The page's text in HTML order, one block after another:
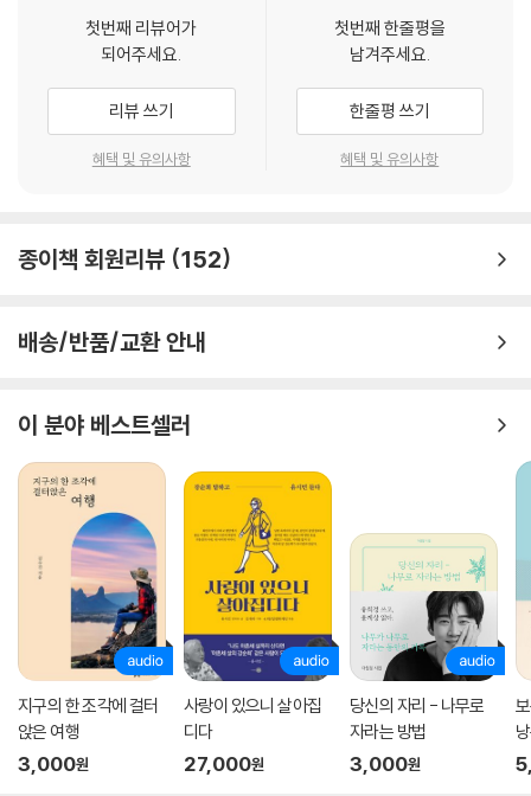
들던 엄마의 모습도, 엄마와 내가 조금씩 베어물던 동그란 뻥튀기의 추억
도 이곳에선 생생하기만 하다. 그렇게 H마트에서 자우너는 엄마가 미각에
강렬하게 새긴 맛을 되찾으며 위안을 얻고 회복해나간다.
기를 데리고 한국인이라곤 찾을 수 없던 미국 오리건주 유진으로 이민 온
만, 자신의 엄마는 그런 것과는 거리가 멀었다. 그저 딸을 최상의 버전으로
흉터 걱정부터 했다. 꺼이꺼이 흐느끼는 자신을 위로해주기는커녕 “울긴
왜 울어. 네 엄마가 죽은 것도 아닌데”라며 다그쳤다. 자우너는 엄마의 그
런 엄하고 매정한 말들이 도통 이해되지 않았다.
하지만 엄마는 말 대신 음식으로 사랑을 보여주었다. 생일날에는 미역국을
끓여주고, 테라스에서 뜨거운 철판 위에 두툼한 삼겹살을 굽고 삼겹살 쌈
을 만들어주었다. 자우너가 간장게장을 쪽쪽 빨아먹거나 산낙지를 초고추
장에 푹 찍어 입에 넣을 때면 엄마는 감탄했다. “넌 진짜 한국 사람이야.”
이제 엄마를 겨우 이해할 것 같은데…
첫번째 리뷰어가
되어주세요.
리뷰 쓰기
혜택 및 유의사항
첫번째 한줄평을
남겨주세요.
한줄평 쓰기
혜택 및 유의사항
종이책 회원리뷰 152
배송/반품/교환 안내
이 분야 베스트셀러
지구의 한 조각에 걸터
앉은 여행
3,000원
사랑이 있으니 살아집
디다
27,000원
당신의 자리 - 나무로
자라는 방법
3,000원